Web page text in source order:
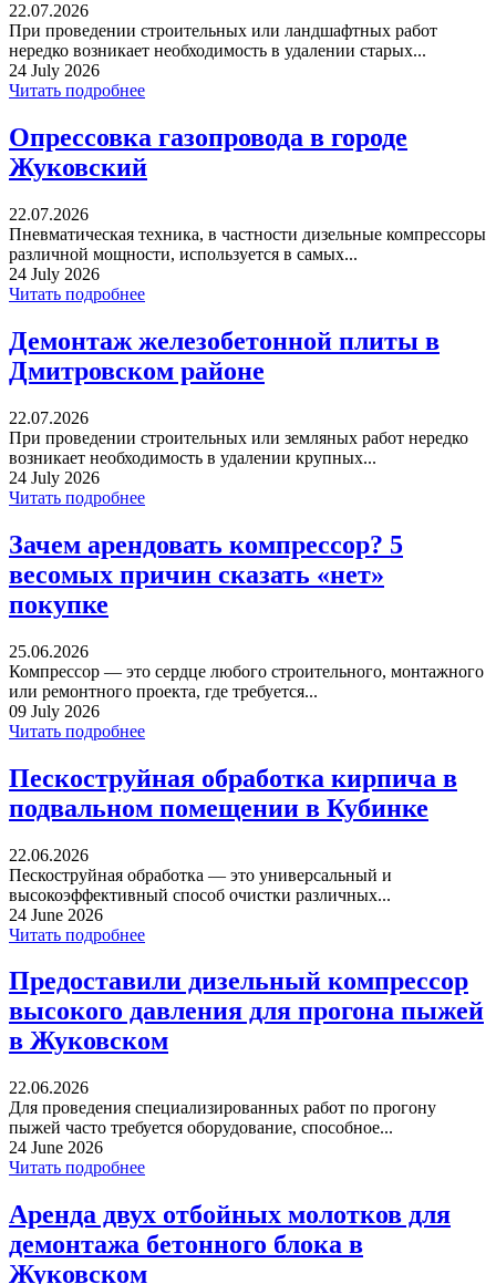
22.07.2026
При проведении строительных или ландшафтных работ
нередко возникает необходимость в удалении старых...
24 July 2026
Читать подробнее
Опрессовка газопровода в городе
Жуковский
22.07.2026
Пневматическая техника, в частности дизельные компрессоры
различной мощности, используется в самых...
24 July 2026
Читать подробнее
Демонтаж железобетонной плиты в
Дмитровском районе
22.07.2026
При проведении строительных или земляных работ нередко
возникает необходимость в удалении крупных...
24 July 2026
Читать подробнее
Зачем арендовать компрессор? 5
весомых причин сказать «нет»
покупке
25.06.2026
Компрессор — это сердце любого строительного, монтажного
или ремонтного проекта, где требуется...
09 July 2026
Читать подробнее
Пескоструйная обработка кирпича в
подвальном помещении в Кубинке
22.06.2026
Пескоструйная обработка — это универсальный и
высокоэффективный способ очистки различных...
24 June 2026
Читать подробнее
Предоставили дизельный компрессор
высокого давления для прогона пыжей
в Жуковском
22.06.2026
Для проведения специализированных работ по прогону
пыжей часто требуется оборудование, способное...
24 June 2026
Читать подробнее
Аренда двух отбойных молотков для
демонтажа бетонного блока в
Жуковском